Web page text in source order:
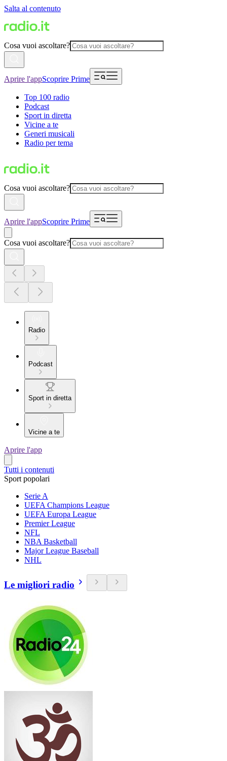
Salta al contenuto
Cosa vuoi ascoltare?
Aprire l'appScoprire Prime
Top 100 radio
Podcast
Sport in diretta
Vicine a te
Generi musicali
Radio per tema
Cosa vuoi ascoltare?
Aprire l'appScoprire Prime
Cosa vuoi ascoltare?
Radio
Podcast
Sport in diretta
Vicine a te
Aprire l'app
Tutti i contenuti
Sport popolari
Serie A
UEFA Champions League
UEFA Europa League
Premier League
NFL
NBA Basketball
Major League Baseball
NHL
Le migliori radio